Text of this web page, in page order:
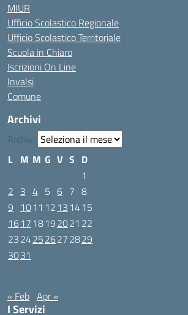
MIUR
Ufficio Scolastico Regionale
Ufficio Scolastico Territoriale
Scuola in Chiaro
Iscrizioni On Line
Invalsi
Comune
Archivi
Archivi
L M M G V S D
1
2 3 4 5 6 7 8
9 1011 12 13 1415
1617 18192021 22
23242526272829
3031
« Feb Apr »
I Servizi